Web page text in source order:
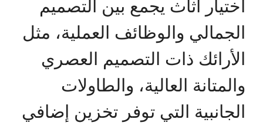
اختيار أثاث يجمع بين التصميم
الجمالي والوظائف العملية، مثل
الأرائك ذات التصميم العصري
والمتانة العالية، والطاولات
الجانبية التي توفر تخزين إضافي